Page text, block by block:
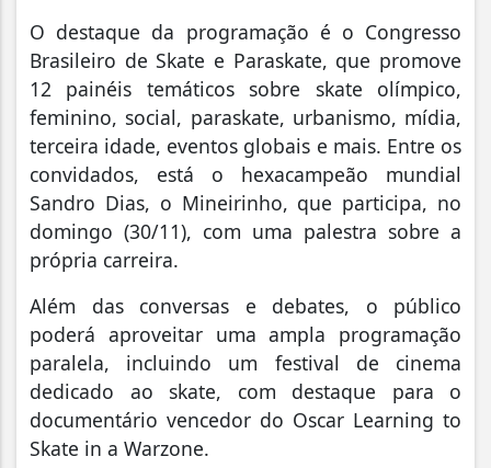
O destaque da programação é o Congresso
Brasileiro de Skate e Paraskate, que promove
12 painéis temáticos sobre skate olímpico,
feminino, social, paraskate, urbanismo, mídia,
terceira idade, eventos globais e mais. Entre os
convidados, está o hexacampeão mundial
Sandro Dias, o Mineirinho, que participa, no
domingo (30/11), com uma palestra sobre a
própria carreira.
Além das conversas e debates, o público
poderá aproveitar uma ampla programação
paralela, incluindo um festival de cinema
dedicado ao skate, com destaque para o
documentário vencedor do Oscar Learning to
Skate in a Warzone.